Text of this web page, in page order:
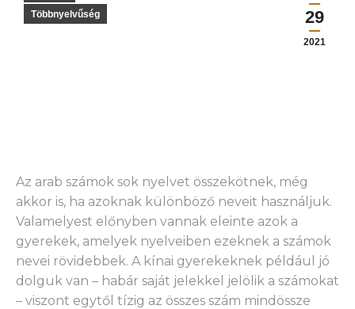
29
2021
Többnyelvűség
Az arab számok sok nyelvet összekötnek, még
akkor is, ha azoknak különböző neveit használjuk.
Valamelyest előnyben vannak eleinte azok a
gyerekek, amelyek nyelveiben ezeknek a számok
nevei rövidebbek. A kínai gyerekeknek például jó
dolguk van – habár saját jelekkel jelölik a számokat
– viszont egytől tízig az összes szám mindössze